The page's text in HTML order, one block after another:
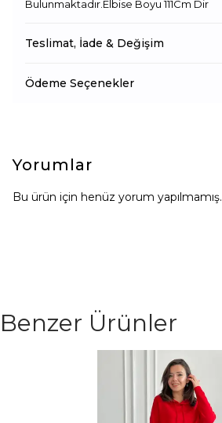
Bulunmaktadır.Elbise Boyu 111Cm Dir
Teslimat, İade & Değişim
Ödeme Seçenekler
Yorumlar
Bu ürün için henüz yorum yapılmamış.
Benzer Ürünler